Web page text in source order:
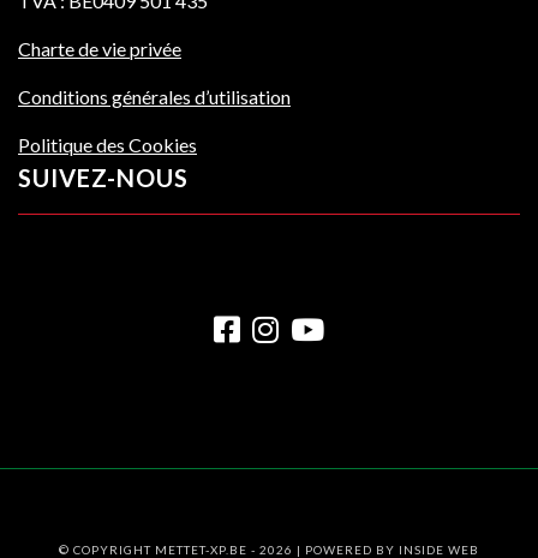
Charte de vie privée
Conditions générales d’utilisation
Politique des Cookies
SUIVEZ-NOUS
© COPYRIGHT METTET-XP.BE - 2026 | POWERED BY INSIDE WEB